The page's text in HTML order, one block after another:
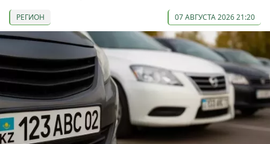
РЕГИОН 07 АВГУСТА 2026 21:20